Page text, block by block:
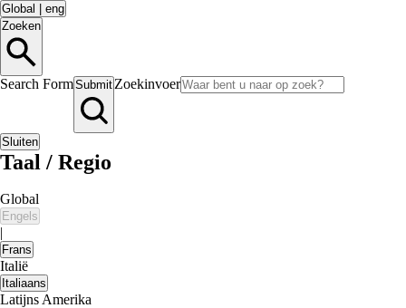
Global
eng
Zoeken
Search FormSubmit Zoekinvoer
Sluiten
Taal / Regio
Global
Engels
|
Frans
Italië
Italiaans
Latijns Amerika